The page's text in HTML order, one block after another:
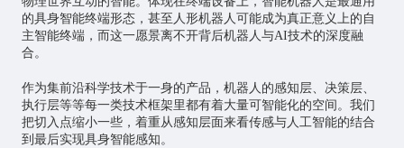
的具身智能终端形态，甚至人形机器人可能成为真正意义上的自
主智能终端，而这一愿景离不开背后机器人与AI技术的深度融
合。
作为集前沿科学技术于一身的产品，机器人的感知层、决策层、
执行层等等每一类技术框架里都有着大量可智能化的空间。我们
把切入点缩小一些，着重从感知层面来看传感与人工智能的结合
到最后实现具身智能感知。